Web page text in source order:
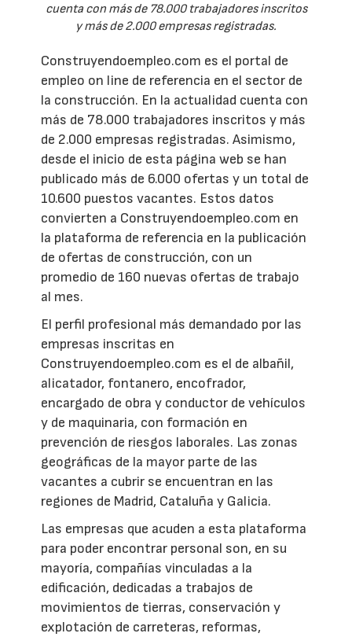
cuenta con más de 78.000 trabajadores inscritos
y más de 2.000 empresas registradas.
Construyendoempleo.com es el portal de
empleo on line de referencia en el sector de
la construcción. En la actualidad cuenta con
más de 78.000 trabajadores inscritos y más
de 2.000 empresas registradas. Asimismo,
desde el inicio de esta página web se han
publicado más de 6.000 ofertas y un total de
10.600 puestos vacantes. Estos datos
convierten a Construyendoempleo.com en
la plataforma de referencia en la publicación
de ofertas de construcción, con un
promedio de 160 nuevas ofertas de trabajo
al mes.
El perfil profesional más demandado por las
empresas inscritas en
Construyendoempleo.com es el de albañil,
alicatador, fontanero, encofrador,
encargado de obra y conductor de vehículos
y de maquinaria, con formación en
prevención de riesgos laborales. Las zonas
geográficas de la mayor parte de las
vacantes a cubrir se encuentran en las
regiones de Madrid, Cataluña y Galicia.
Las empresas que acuden a esta plataforma
para poder encontrar personal son, en su
mayoría, compañías vinculadas a la
edificación, dedicadas a trabajos de
movimientos de tierras, conservación y
explotación de carreteras, reformas,